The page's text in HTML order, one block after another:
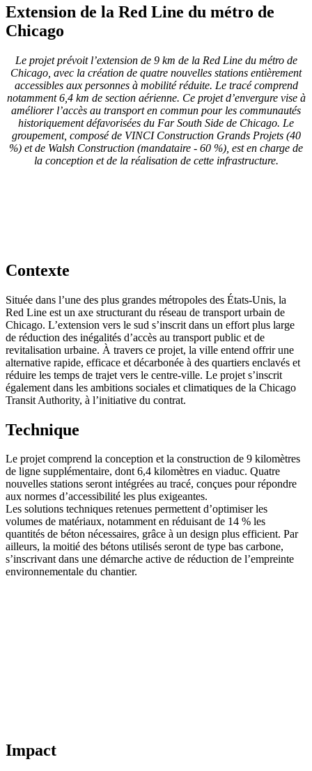
Extension de la Red Line du métro de
Chicago
Le projet prévoit l’extension de 9 km de la Red Line du métro de
Chicago, avec la création de quatre nouvelles stations entièrement
accessibles aux personnes à mobilité réduite. Le tracé comprend
notamment 6,4 km de section aérienne. Ce projet d’envergure vise à
améliorer l’accès au transport en commun pour les communautés
historiquement défavorisées du Far South Side de Chicago. Le
groupement, composé de VINCI Construction Grands Projets (40
%) et de Walsh Construction (mandataire - 60 %), est en charge de
la conception et de la réalisation de cette infrastructure.
Contexte
Située dans l’une des plus grandes métropoles des États-Unis, la
Red Line est un axe structurant du réseau de transport urbain de
Chicago. L’extension vers le sud s’inscrit dans un effort plus large
de réduction des inégalités d’accès au transport public et de
revitalisation urbaine. À travers ce projet, la ville entend offrir une
alternative rapide, efficace et décarbonée à des quartiers enclavés et
réduire les temps de trajet vers le centre-ville. Le projet s’inscrit
également dans les ambitions sociales et climatiques de la Chicago
Transit Authority, à l’initiative du contrat.
Technique
Le projet comprend la conception et la construction de 9 kilomètres
de ligne supplémentaire, dont 6,4 kilomètres en viaduc. Quatre
nouvelles stations seront intégrées au tracé, conçues pour répondre
aux normes d’accessibilité les plus exigeantes.
Les solutions techniques retenues permettent d’optimiser les
volumes de matériaux, notamment en réduisant de 14 % les
quantités de béton nécessaires, grâce à un design plus efficient. Par
ailleurs, la moitié des bétons utilisés seront de type bas carbone,
s’inscrivant dans une démarche active de réduction de l’empreinte
environnementale du chantier.
Impact